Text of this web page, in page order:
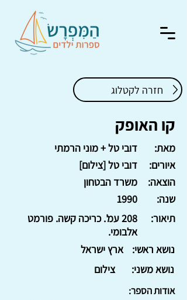
חזרה לקטלוג
קו האופק
דובי טל + מוני הרמתי
מאת:
דובי טל [צילום]
איורים:
משרד הבטחון
הוצאה:
1990
שנה:
208 עמ'. כריכה קשה. פורמט
אלבומי.
תיאור:
ארץ ישראל
נושא ראשי:
צילום
נושא משני:
אודות הספר: